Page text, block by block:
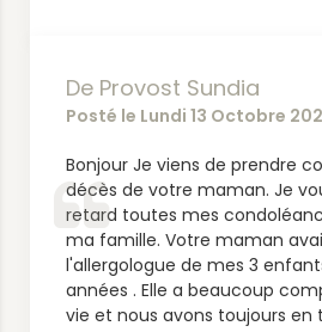
De Provost Sundia
Posté le Lundi 13 Octobre
Bonjour Je viens de prendre
décès de votre maman. Je
retard toutes mes
ma famille. Votre maman
l'allergologue de mes 3
années . Elle a beaucoup
vie et nous avons toujours en